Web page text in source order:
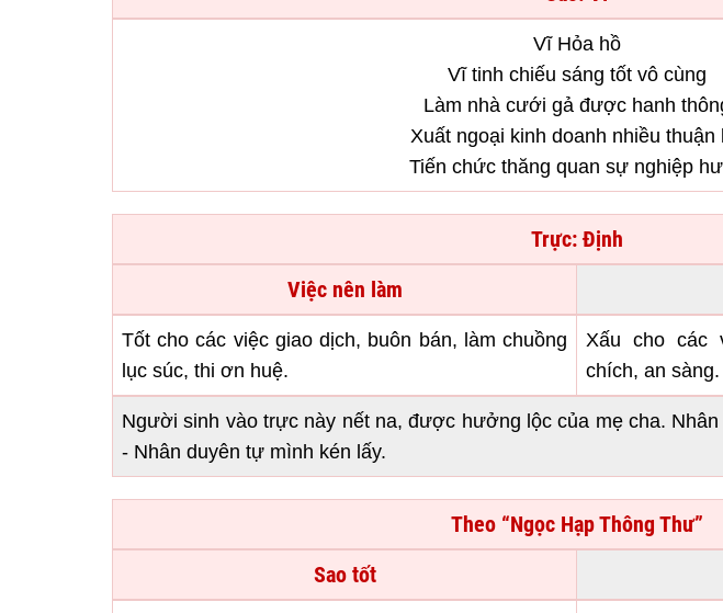
Vĩ Hỏa hồ
Vĩ tinh chiếu sáng tốt vô cùng
Làm nhà cưới gả được hanh
Xuất ngoại kinh doanh nhiều thuận
Tiến chức thăng quan sự nghiệp
Trực: Định
Việc nên làm
Tốt cho các việc giao dịch, buôn bán, làm chuồng
lục súc, thi ơn huệ.
Xấu cho các
chích, an sàng.
Người sinh vào trực này nết na, được hưởng lộc của mẹ cha.
- Nhân duyên tự mình kén lấy.
Theo “Ngọc Hạp Thông Thư”
Sao tốt